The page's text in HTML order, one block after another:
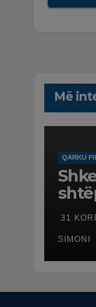
Më
QARKU
31
SIMONI